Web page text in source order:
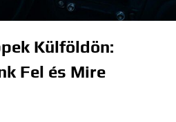
Külföldön:
Fel és Mire